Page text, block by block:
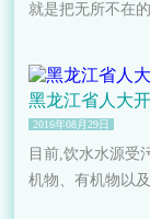
就是把无所不在
黑龙江省人大
2016年08月29日
目前,饮水水源受
机物、有机物以